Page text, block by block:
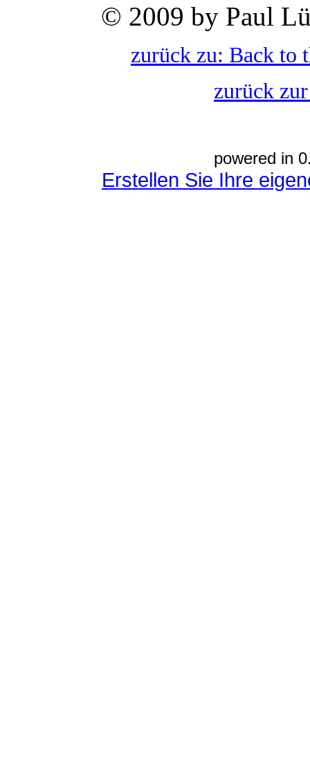
© 2009 by Paul
zurück zu: Back to
zurück
powered in
Erstellen Sie Ihre